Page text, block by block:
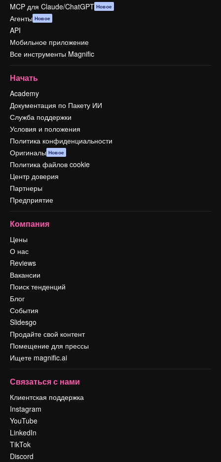
MCP для Claude/ChatGPT Новое
Агенты Новое
API
Мобильное приложение
Все инструменты Magnific
Начать
Academy
Документация по Пакету ИИ
Служба поддержки
Условия и положения
Политика конфиденциальности
Оригиналы Новое
Политика файлов cookie
Центр доверия
Партнеры
Предприятие
Компания
Цены
О нас
Reviews
Вакансии
Поиск тенденций
Блог
События
Slidesgo
Продайте свой контент
Помещение для прессы
Ищете magnific.ai
Связаться с нами
Клиентская поддержка
Instagram
YouTube
LinkedIn
TikTok
Discord